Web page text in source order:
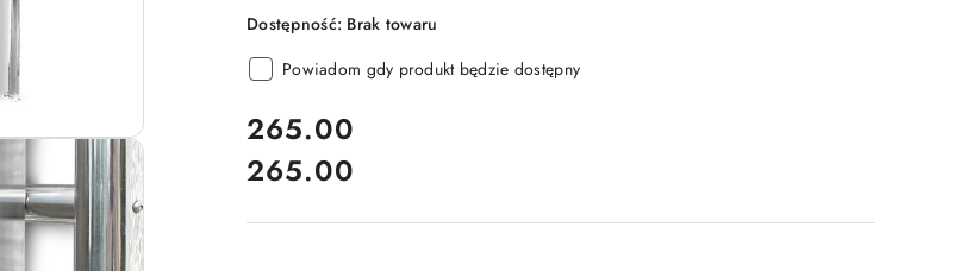
Dostępność: Brak towaru
Powiadom gdy produkt będzie dostępny
cena:
265.00
Cena:
265.00